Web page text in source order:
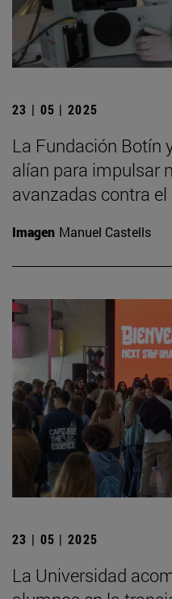
23 | 05 | 2025
La Fundación Botín
alían para impulsar
avanzadas contra el
Imagen Manuel Castells
23 | 05 | 2025
La Universidad